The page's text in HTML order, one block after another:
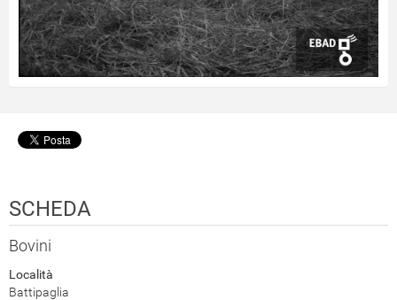
SCHEDA
Bovini
Località
Battipaglia